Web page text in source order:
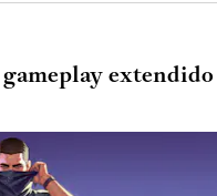
extendido